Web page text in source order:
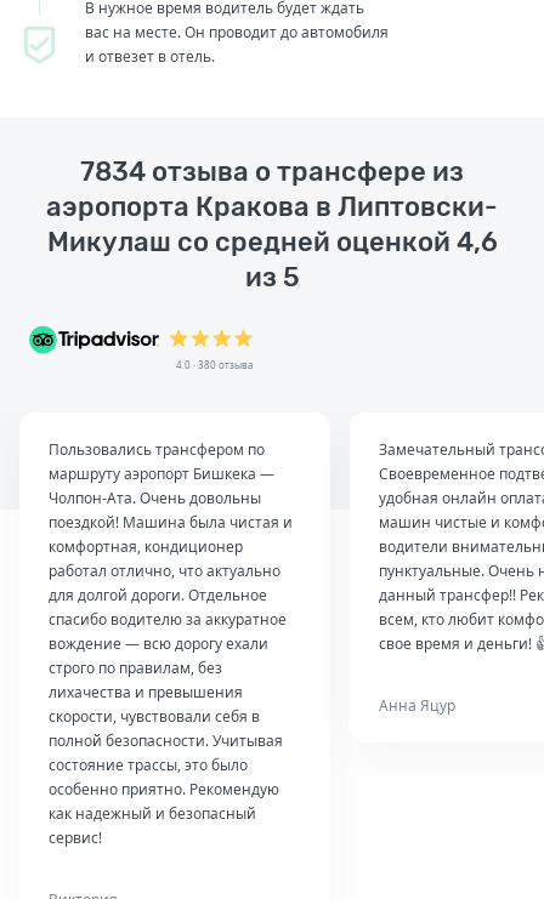
В нужное время водитель будет ждать
вас на месте. Он проводит до автомобиля
и отвезет в отель.
7834 отзыва о трансфере из
аэропорта Кракова в Липтовски-
Микулаш со средней оценкой 4,6
из 5
4.0 · 380 отзыва
Пользовались трансфером по
маршруту аэропорт Бишкека —
Чолпон-Ата. Очень довольны
поездкой! Машина была чистая и
комфортная, кондиционер
работал отлично, что актуально
для долгой дороги. Отдельное
спасибо водителю за аккуратное
вождение — всю дорогу ехали
строго по правилам, без
лихачества и превышения
скорости, чувствовали себя в
полной безопасности. Учитывая
состояние трассы, это было
особенно приятно. Рекомендую
как надежный и безопасный
сервис!
Замечательный
Своевременное
удобная онлайн
машин чистые и
водители
пунктуальные. Очень
данный трансфер!!
всем, кто любит
свое время и деньги!
Анна Яцур